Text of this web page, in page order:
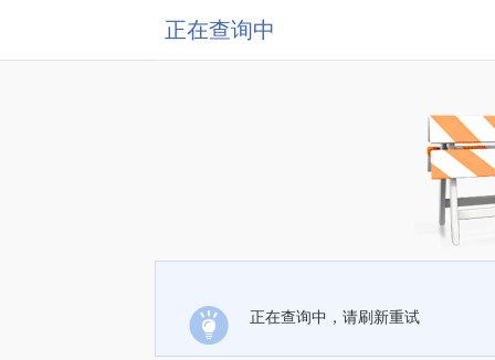
正在查询中
正在查询中，请刷新重试